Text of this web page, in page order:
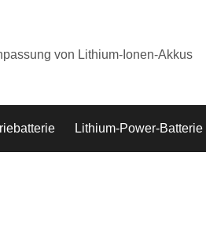
von Lithium-Ionen-Akkus
Lithium-Power-Batterie